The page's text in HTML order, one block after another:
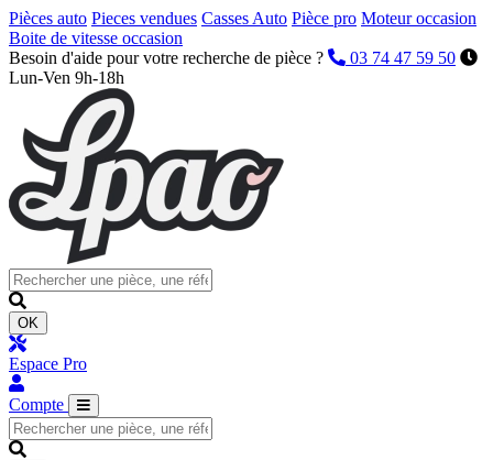
Pièces auto Pieces vendues Casses Auto Pièce pro Moteur occasion
Boite de vitesse occasion
Besoin d'aide pour votre recherche de pièce ?
03 74 47 59 50
Lun-Ven 9h-18h
OK
Espace Pro
Compte